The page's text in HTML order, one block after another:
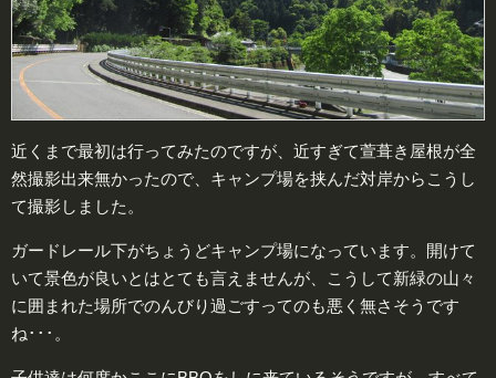
近くまで最初は行ってみたのですが、近すぎて萱葺き屋根が全
然撮影出来無かったので、キャンプ場を挟んだ対岸からこうし
て撮影しました。
ガードレール下がちょうどキャンプ場になっています。開けて
いて景色が良いとはとても言えませんが、こうして新緑の山々
に囲まれた場所でのんびり過ごすってのも悪く無さそうです
ね･･･。